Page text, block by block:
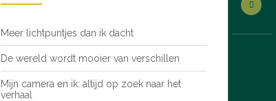
Meer lichtpuntjes dan ik dacht
De wereld wordt mooier van verschillen
Mijn camera en ik: altijd op zoek naar het
verhaal